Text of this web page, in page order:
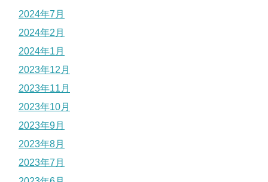
2024年7月
2024年2月
2024年1月
2023年12月
2023年11月
2023年10月
2023年9月
2023年8月
2023年7月